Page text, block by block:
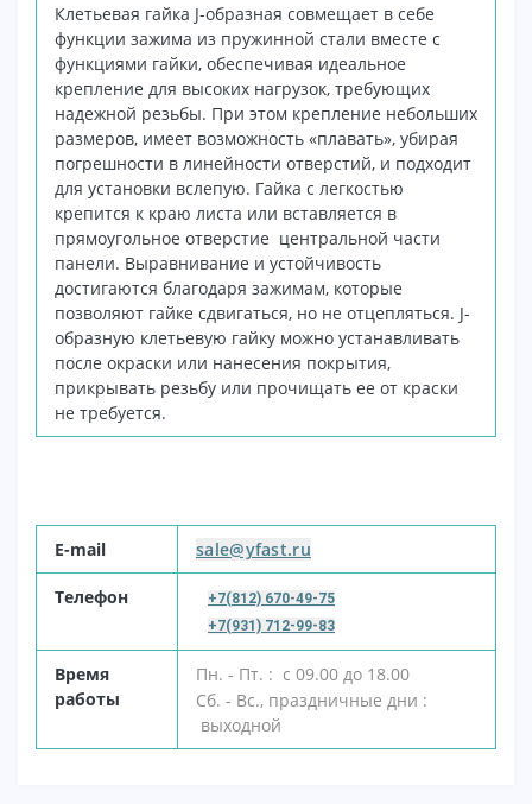
Клетьевая гайка J-образная совмещает в себе
функции зажима из пружинной стали вместе с
функциями гайки, обеспечивая идеальное
крепление для высоких нагрузок, требующих
надежной резьбы. При этом крепление небольших
размеров, имеет возможность «плавать», убирая
погрешности в линейности отверстий, и подходит
для установки вслепую. Гайка с легкостью
крепится к краю листа или вставляется в
прямоугольное отверстие центральной части
панели. Выравнивание и устойчивость
достигаются благодаря зажимам, которые
позволяют гайке сдвигаться, но не отцепляться. J-
образную клетьевую гайку можно устанавливать
после окраски или нанесения покрытия,
прикрывать резьбу или прочищать ее от краски
не требуется.
E-mail sale@yfast.ru
Телефон
+7(812) 670-49-75
+7(931) 712-99-83
Время
работы
Пн. - Пт. : с 09.00 до 18.00
Сб. - Вс., праздничные дни :
выходной